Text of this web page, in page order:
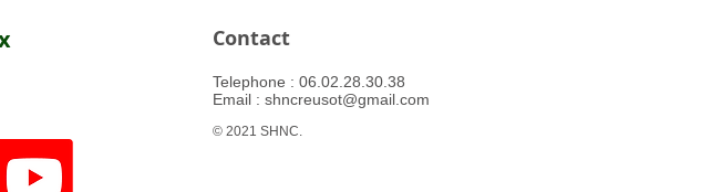
Contact
​Telephone : ​06.02.28.30.38
Email : shncreusot@gmail.com
© 2021 SHNC.